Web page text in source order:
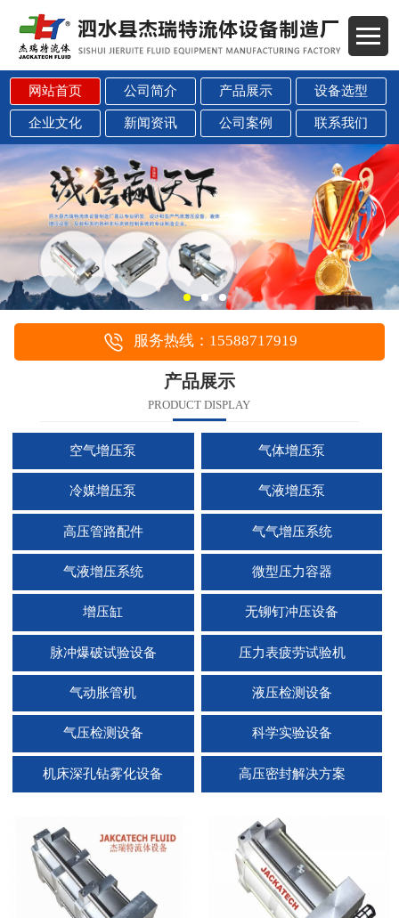
网站首页 公司简介 产品展示 设备选型
企业文化 新闻资讯 公司案例 联系我们
服务热线：15588717919
产品展示
PRODUCT DISPLAY
空气增压泵 气体增压泵
冷媒增压泵 气液增压泵
高压管路配件 气气增压系统
气液增压系统 微型压力容器
增压缸 无铆钉冲压设备
脉冲爆破试验设备 压力表疲劳试验机
气动胀管机 液压检测设备
气压检测设备 科学实验设备
机床深孔钻雾化设备 高压密封解决方案